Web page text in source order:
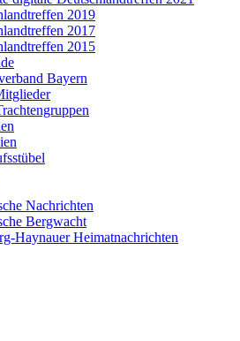
2019
2017
2015
Bayern
Nachrichten
Bergwacht
Haynauer Heimatnachrichten